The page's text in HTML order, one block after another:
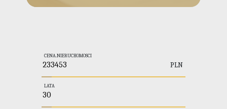
CENA.NIERUCHOMOSCI
PLN
LATA